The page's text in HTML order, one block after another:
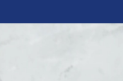
Закон имы -